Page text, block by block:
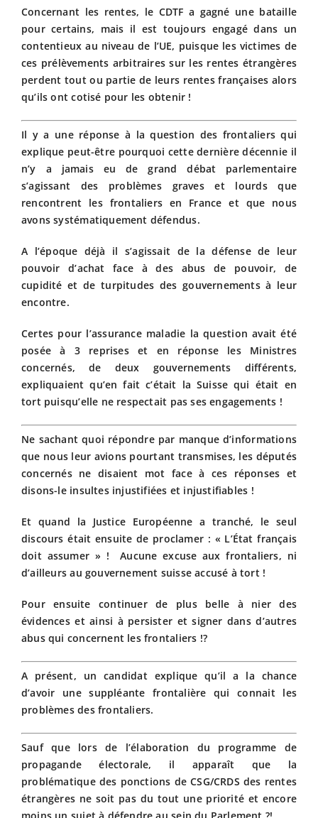
Concernant les rentes, le CDTF a gagné une bataille
pour certains, mais il est toujours engagé dans un
contentieux au niveau de l’UE, puisque les victimes de
ces prélèvements arbitraires sur les rentes étrangères
perdent tout ou partie de leurs rentes françaises alors
qu’ils ont cotisé pour les obtenir !
Il y a une réponse à la question des frontaliers qui
explique peut-être pourquoi cette dernière décennie il
n’y a jamais eu de grand débat parlementaire
s’agissant des problèmes graves et lourds que
rencontrent les frontaliers en France et que nous
avons systématiquement défendus.
A l’époque déjà il s’agissait de la défense de leur
pouvoir d’achat face à des abus de pouvoir, de
cupidité et de turpitudes des gouvernements à leur
encontre.
Certes pour l’assurance maladie la question avait été
posée à 3 reprises et en réponse les Ministres
concernés, de deux gouvernements différents,
expliquaient qu’en fait c’était la Suisse qui était en
tort puisqu’elle ne respectait pas ses engagements !
Ne sachant quoi répondre par manque d’informations
que nous leur avions pourtant transmises, les députés
concernés ne disaient mot face à ces réponses et
disons-le insultes injustifiées et injustifiables !
Et quand la Justice Européenne a tranché, le seul
discours était ensuite de proclamer : « L’État français
doit assumer » ! Aucune excuse aux frontaliers, ni
d’ailleurs au gouvernement suisse accusé à tort !
Pour ensuite continuer de plus belle à nier des
évidences et ainsi à persister et signer dans d’autres
abus qui concernent les frontaliers !?
A présent, un candidat explique qu’il a la chance
d’avoir une suppléante frontalière qui connait les
problèmes des frontaliers.
Sauf que lors de l’élaboration du programme de
propagande électorale, il apparaît que la
problématique des ponctions de CSG/CRDS des rentes
étrangères ne soit pas du tout une priorité et encore